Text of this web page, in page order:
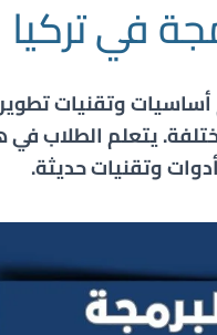
في تركيا
وتقنيات تطوير
يتعلم الطلاب
وتقنيات حديثة.